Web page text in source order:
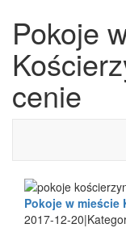
Pokoje
cenie
Pokoje w mieście
2017-12-20|